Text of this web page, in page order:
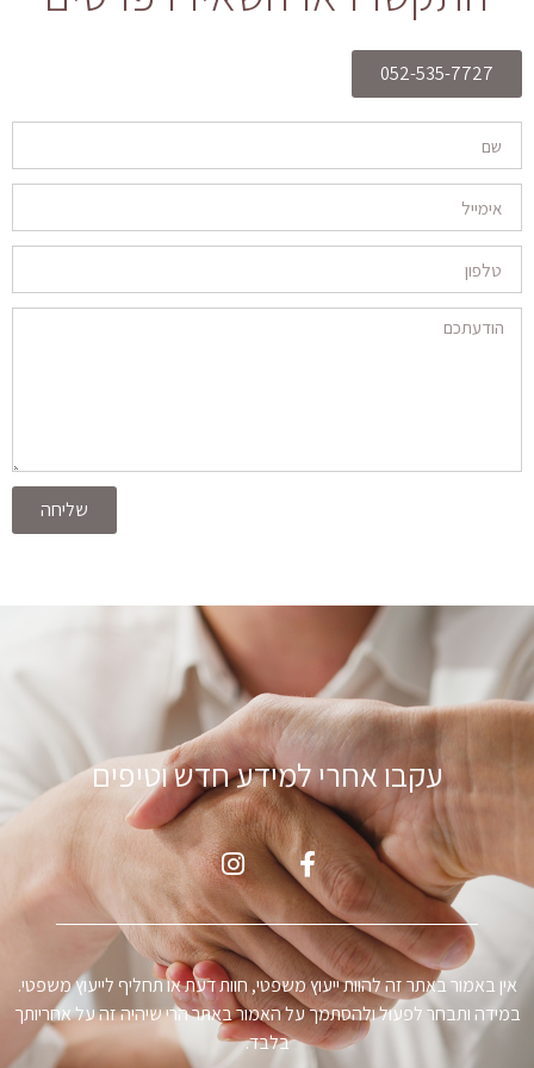
052-535-7727
שליחה
עקבו אחרי למידע חדש וטיפים
אין באמור באתר זה להוות ייעוץ משפטי, חוות דעת או תחליף לייעוץ משפטי.
ותבחר לפעול ולהסתמך על האמור באתר הרי שיהיה זה על אחריותך
בלבד.